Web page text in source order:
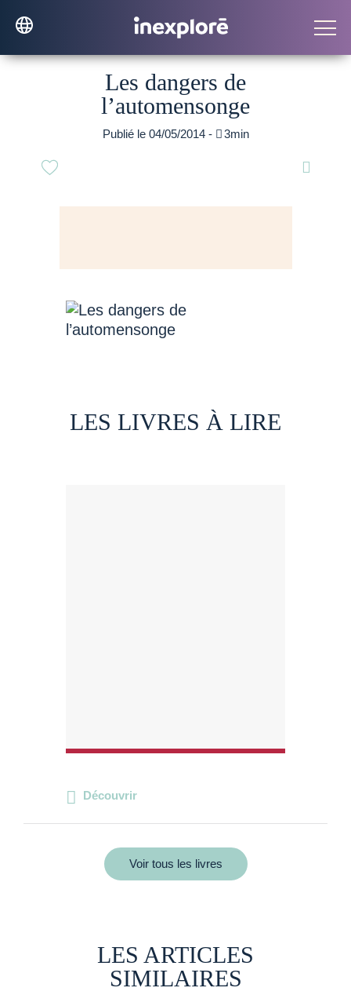
Les dangers de
l’automensonge
Publié le 04/05/2014 - 3min

LES LIVRES À LIRE
Découvrir
Voir tous les livres
LES ARTICLES
SIMILAIRES